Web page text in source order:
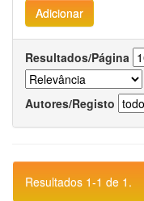
Resultados/Página
Autores/Registo
Resultados 1-1 de 1.